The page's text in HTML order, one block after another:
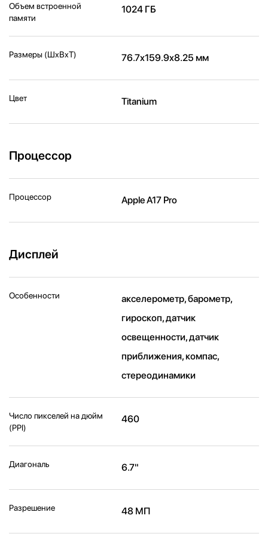
Объем встроенной
памяти
1024 ГБ
Размеры (ШxВxТ) 76.7x159.9x8.25 мм
Цвет Titanium
Процессор
Процессор Apple A17 Pro
Дисплей
Особенности
акселерометр, барометр,
гироскоп, датчик
освещенности, датчик
приближения, компас,
стереодинамики
Число пикселей на дюйм
(PPI)
460
Диагональ 6.7"
Разрешение 48 МП